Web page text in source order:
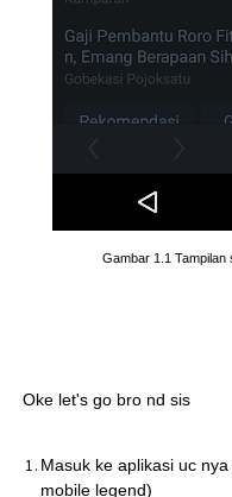
Gambar 1.1 Tampilan
Oke let's go bro nd sis
Masuk ke aplikasi uc
mobile legend)